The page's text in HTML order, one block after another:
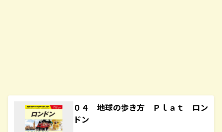
０４ 地球の歩き方 Ｐｌａｔ ロン
ドン